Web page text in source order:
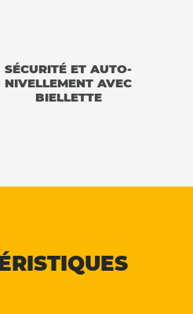
SÉCURITÉ ET AUTO-
NIVELLEMENT AVEC
BIELLETTE